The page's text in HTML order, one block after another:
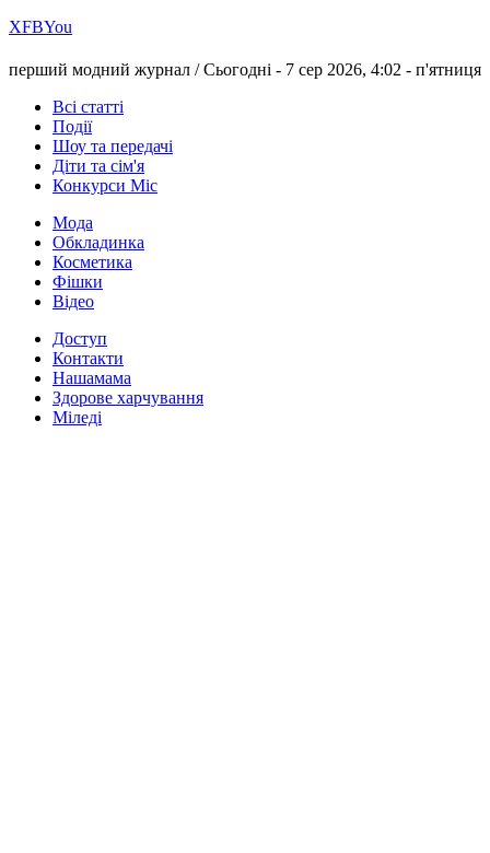
ХFBYou
перший модний журнал /Сьогодні - 7 сер 2026, 4:02 - п'ятниця
Всі статті
Події
Шоу та передачі
Діти та сім'я
Конкурси Міс
Мода
Обкладинка
Косметика
Фішки
Відео
Доступ
Контакти
Нашамама
Здорове харчування
Міледі